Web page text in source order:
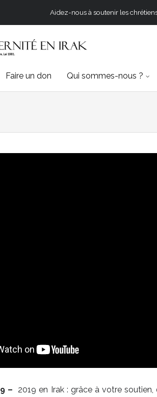
Aidez-nous à soutenir les
Faire un don Qui sommes-nous ?
– 2019 en Irak : grâce à votre